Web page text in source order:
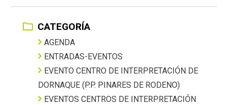
CATEGORÍA
AGENDA
ENTRADAS-EVENTOS
EVENTO CENTRO DE INTERPRETACIÓN DE
DORNAQUE (P.P. PINARES DE RODENO)
EVENTOS CENTROS DE INTERPRETACIÓN